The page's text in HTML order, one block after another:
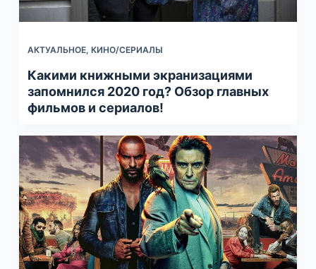
АКТУАЛЬНОЕ, КИНО/СЕРИАЛЫ
Какими книжными экранизациями
запомнился 2020 год? Обзор главных
фильмов и сериалов!